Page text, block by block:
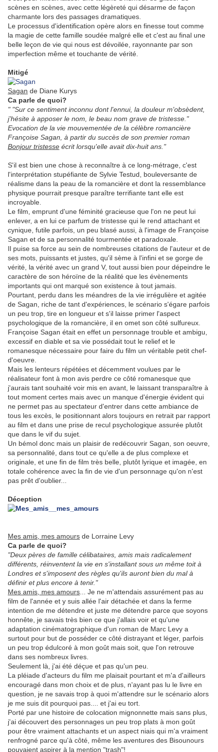
scènes en scènes, avec cette légèreté qui désarme de façon
charmante lors des passages dramatiques.
Le processus d'identification opère alors en finesse tout comme
la magie de cette famille soudée malgré elle et c'est au final une
belle leçon de vie qui nous est dévoilée, rayonnante par son
imperfection même et touchante de vérité.
Mitigé
Sagan de Diane Kurys
Ca parle de quoi?
" "Sur ce sentiment inconnu dont l'ennui, la douleur m'obsèdent,
j'hésite à apposer le nom, le beau nom grave de tristesse."
Evocation de la vie mouvementée de la célèbre romancière
Françoise Sagan, à partir du succès de son premier roman
Bonjour tristesse écrit lorsqu'elle avait dix-huit ans."
S'il est bien une chose à reconnaître à ce long-métrage, c'est
l'interprétation stupéfiante de Sylvie Testud, bouleversante de
réalisme dans la peau de la romancière et dont la ressemblance
physique pourrait presque paraître terrifiante tant elle est
incroyable.
Le film, emprunt d'une féminité gracieuse que l'on ne peut lui
enlever, a en lui ce parfum de tristesse qui le rend attachant et
cynique, futile parfois, un peu blasé aussi, à l'image de Françoise
Sagan et de sa personnalité tourmentée et paradoxale.
Il puise sa force au sein de nombreuses citations de l'auteur et de
ses mots, puissants et justes, qu'il sème à l'infini et se gorge de
vérité, la vérité avec un grand V, tout aussi bien pour dépeindre le
caractère de son héroïne de la réalité que les évènements
importants qui ont marqué son existence à tout jamais.
Pourtant, perdu dans les méandres de la vie irrégulière et agitée
de Sagan, riche de tant d'expériences, le scénario s'égare parfois
un peu trop, tire en longueur et s'il laisse primer l'aspect
psychologique de la romancière, il en omet son côté sulfureux.
Françoise Sagan était en effet un personnage trouble et ambigu,
excessif en diable et sa vie possédait tout le relief et le
romanesque nécessaire pour faire du film un véritable petit chef-
d'oeuvre.
Mais les lenteurs répétées et décemment voulues par le
réalisateur font à mon avis perdre ce côté romanesque que
j'aurais tant souhaité voir mis en avant, le laissant transparaître à
tout moment certes mais avec un manque d'énergie évident qui
ne permet pas au spectateur d'entrer dans cette ambiance de
tous les excès, le positionnant alors toujours en retrait par rapport
au film et dans une prise de recul psychologique assurée plutôt
que dans le vif du sujet.
Un bémol donc mais un plaisir de redécouvrir Sagan, son oeuvre,
sa personnalité, dans tout ce qu'elle a de plus complexe et
originale, et une fin de film très belle, plutôt lyrique et imagée, en
totale cohérence avec la fin de vie d'un personnage qu'on n'est
pas prêt d'oublier...
Déception
Mes amis, mes amours de Lorraine Levy
Ca parle de quoi?
"Deux pères de famille célibataires, amis mais radicalement
différents, réinventent la vie en s'installant sous un même toit à
Londres et s'imposent des règles qu'ils auront bien du mal à
définir et plus encore à tenir."
Mes amis, mes amours ... Je ne m'attendais assurément pas au
film de l'année et y suis allée l'air détachée et dans la ferme
intention de me détendre et juste me détendre parce que soyons
honnête, je savais très bien ce que j'allais voir et qu'une
adaptation cinématographique d'un roman de Marc Levy a
surtout pour but de posséder ce côté distrayant et léger, parfois
un peu trop édulcoré à mon goût mais soit, que l'on retrouve
dans ses nombreux livres.
Seulement là, j'ai été déçue et pas qu'un peu.
La pléiade d'acteurs du film me plaisait pourtant et m'a d'ailleurs
encouragé dans mon choix et de plus, n'ayant pas lu le livre en
question, je ne savais trop à quoi m'attendre sur le scénario alors
je me suis dit pourquoi pas.... et j'ai eu tort.
Porté par une histoire de colocation mignonnette mais sans plus,
j'ai découvert des personnages un peu trop plats à mon goût
pour être vraiment attachants et un aspect niais qui m'a vraiment
renfrogné parce qu'à côté, même les aventures des Bisounours
pouvaient aspirer à la mention "trash"!